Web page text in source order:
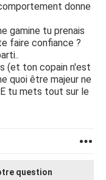
donne
gamine tu prenais
faire confiance ?
(et ton copain n'est
quoi être majeur ne
tu mets tout sur le
question